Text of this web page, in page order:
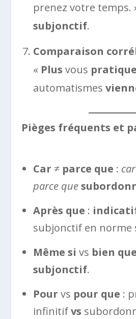
prenez votre temps.
subjonctif.
Comparaison
« Plus vous
automatismes
Pièges fréquents et
Car ≠ parce que : car
parce que
Après que :
subjonctif en norme
Même si vs bien que
subjonctif.
Pour vs pour que :
infinitifvs